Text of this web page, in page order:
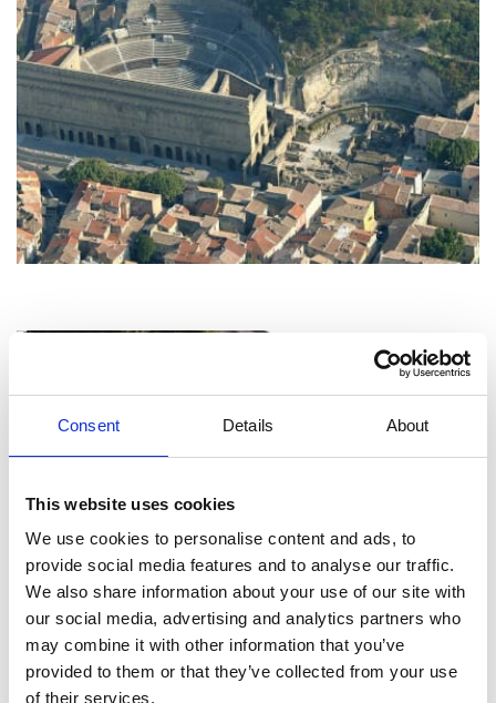
Consent Details About
This website uses cookies
We use cookies to personalise content and ads, to
provide social media features and to analyse our traffic.
We also share information about your use of our site with
our social media, advertising and analytics partners who
may combine it with other information that you’ve
provided to them or that they’ve collected from your use
of their services.